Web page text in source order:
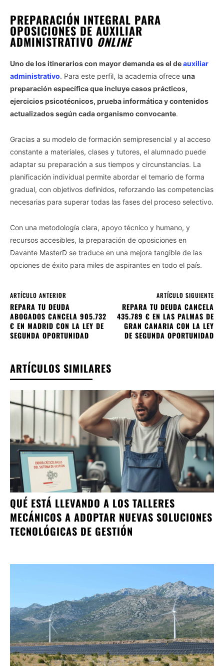
PREPARACIÓN INTEGRAL PARA
OPOSICIONES DE AUXILIAR
ADMINISTRATIVO ONLINE
Uno de los itinerarios con mayor demanda es el deauxiliar
administrativo. Para este perfil, la academia ofrece una
preparación específica que incluye casos prácticos,
ejercicios psicotécnicos, prueba informática y contenidos
actualizados según cada organismo convocante.
Gracias a su modelo de formación semipresencial y al acceso
constante a materiales, clases y tutores, el alumnado puede
adaptar su preparación a sus tiempos y circunstancias. La
planificación individual permite abordar el temario de forma
gradual, con objetivos definidos, reforzando las competencias
necesarias para superar todas las fases del proceso selectivo.
Con una metodología clara, apoyo técnico y humano, y
recursos accesibles, la preparación de oposiciones en
Davante MasterD se traduce en una mejora tangible de las
opciones de éxito para miles de aspirantes en todo el país.
ARTÍCULO ANTERIOR
REPARA TU DEUDA
ABOGADOS CANCELA 905.732
€ EN MADRID CON LA LEY DE
SEGUNDA OPORTUNIDAD
ARTÍCULO SIGUIENTE
REPARA TU DEUDA CANCELA
435.789 € EN LAS PALMAS DE
GRAN CANARIA CON LA LEY
DE SEGUNDA OPORTUNIDAD
ARTÍCULOS SIMILARES
QUÉ ESTÁ LLEVANDO A LOS TALLERES
MECÁNICOS A ADOPTAR NUEVAS SOLUCIONES
TECNOLÓGICAS DE GESTIÓN